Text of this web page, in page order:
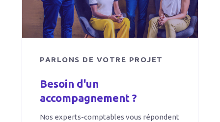
PARLONS DE VOTRE PROJET
Besoin d'un
accompagnement ?
Nos experts-comptables vous répondent